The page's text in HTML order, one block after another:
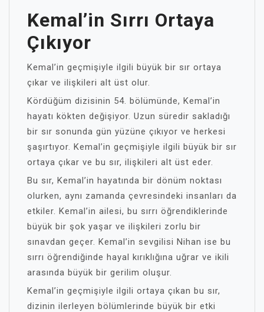
Kemal’in Sırrı Ortaya
Çıkıyor
Kemal’in geçmişiyle ilgili büyük bir sır ortaya
çıkar ve ilişkileri alt üst olur.
Kördüğüm dizisinin 54. bölümünde, Kemal’in
hayatı kökten değişiyor. Uzun süredir sakladığı
bir sır sonunda gün yüzüne çıkıyor ve herkesi
şaşırtıyor. Kemal’in geçmişiyle ilgili büyük bir sır
ortaya çıkar ve bu sır, ilişkileri alt üst eder.
Bu sır, Kemal’in hayatında bir dönüm noktası
olurken, aynı zamanda çevresindeki insanları da
etkiler. Kemal’in ailesi, bu sırrı öğrendiklerinde
büyük bir şok yaşar ve ilişkileri zorlu bir
sınavdan geçer. Kemal’in sevgilisi Nihan ise bu
sırrı öğrendiğinde hayal kırıklığına uğrar ve ikili
arasında büyük bir gerilim oluşur.
Kemal’in geçmişiyle ilgili ortaya çıkan bu sır,
dizinin ilerleyen bölümlerinde büyük bir etki